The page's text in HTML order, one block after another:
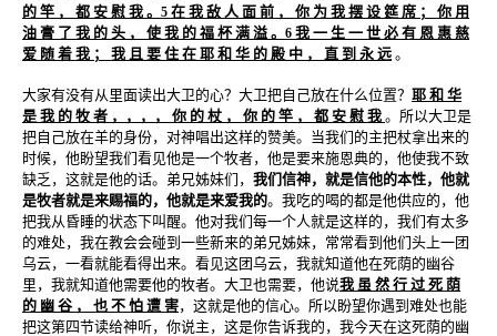
的 竿 ， 都 安 慰 我 。 5 在 我 敌 人 面 前 ， 你 为 我 摆 设 筵 席 ； 你 用
油 膏 了 我 的 头 ， 使 我 的 福 杯 满 溢 。 6 我 一 生 一 世 必 有 恩 惠 慈
爱 随 着 我 ； 我 且 要 住 在 耶 和 华 的 殿 中 ， 直 到 永 远 。
大家有没有从里面读出大卫的心？大卫把自己放在什么位置？ 耶 和 华
是 我 的 牧 者 ，，，， 你 的 杖 ， 你 的 竿 ， 都 安 慰 我 。所以大卫是
把自己放在羊的身份，对神唱出这样的赞美。当我们的主把杖拿出来的
时候，他盼望我们看见他是一个牧者，他是要来施恩典的，他使我不致
缺乏，这就是他的话。弟兄姊妹们， 我们信神，就是信他的本性，他就
是牧者就是来赐福的，他就是来爱我的。我吃的喝的都是他供应的，他
把我从昏睡的状态下叫醒。他对我们每一个人就是这样的，我们有太多
的难处，我在教会会碰到一些新来的弟兄姊妹，常常看到他们头上一团
乌云，一看就能看得出来。看见这团乌云，我就知道他在死荫的幽谷
里，我就知道他需要他的牧者。大卫也需要，他说我 虽 然 行 过 死 荫
的 幽 谷 ， 也 不 怕 遭 害，这就是他的信心。所以盼望你遇到难处也能
把这第四节读给神听，你说主，这是你告诉我的，我今天在这死荫的幽